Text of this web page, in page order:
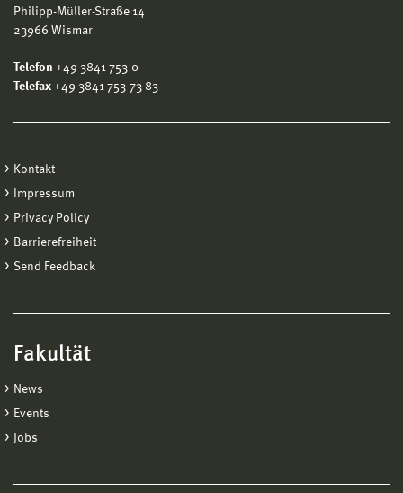
Philipp-Müller-Straße 14
23966 Wismar
Telefon +49 3841 753-0
Telefax +49 3841 753-73 83
Kontakt
Impressum
Privacy Policy
Barrierefreiheit
Send Feedback
Fakultät
News
Events
Jobs